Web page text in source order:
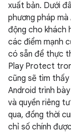
xuất bản. Dưới
phương pháp
động cho khách
các điểm mạnh
có sẵn để thực
Play Protect
cũng sẽ tìm thấy
Android trình
và quyền riêng
qua, đồng thời
chỉ số chính